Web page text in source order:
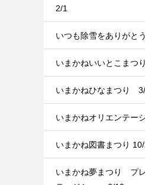
2/1
いつも除雪をありがとう
いまかねいいとこま
いまかねひなまつり
いまかねオリエンテー
いまかね図書まつり
いまかね夢まつり プ